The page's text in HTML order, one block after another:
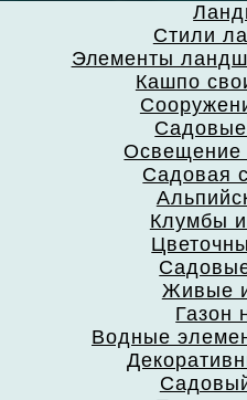
Стили
Элементы
Кашпо
Освещение
Садовая
Клумбы и
Живые
Газон
Водные